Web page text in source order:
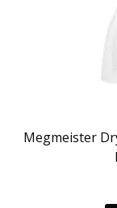
Megmeister